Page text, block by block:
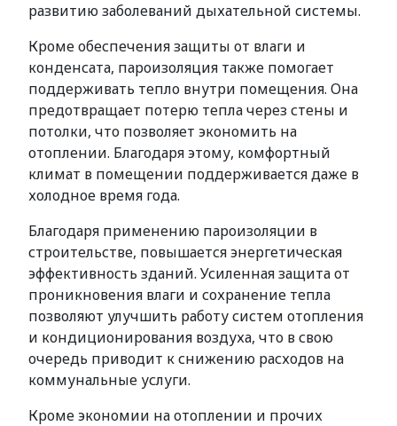
развитию заболеваний дыхательной системы.
Кроме обеспечения защиты от влаги и
конденсата, пароизоляция также помогает
поддерживать тепло внутри помещения. Она
предотвращает потерю тепла через стены и
потолки, что позволяет экономить на
отоплении. Благодаря этому, комфортный
климат в помещении поддерживается даже в
холодное время года.
Благодаря применению пароизоляции в
строительстве, повышается энергетическая
эффективность зданий. Усиленная защита от
проникновения влаги и сохранение тепла
позволяют улучшить работу систем отопления
и кондиционирования воздуха, что в свою
очередь приводит к снижению расходов на
коммунальные услуги.
Кроме экономии на отоплении и прочих